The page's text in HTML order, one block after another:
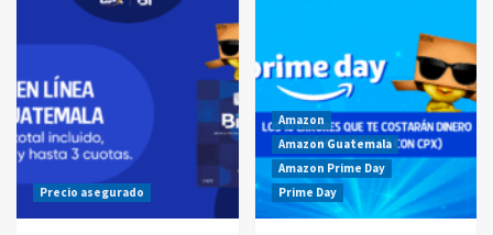
Precio asegurado
Amazon
Amazon Guatemala
Amazon Prime Day
Prime Day